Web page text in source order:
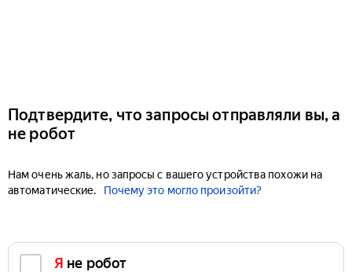
Подтвердите, что запросы отправляли вы, а
не робот
Нам очень жаль, но запросы с вашего устройства похожи на
автоматические.
Почему это могло произойти?
Я не робот